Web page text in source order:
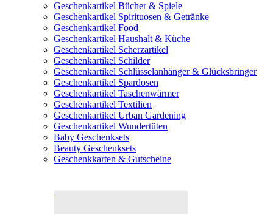
Geschenkartikel Bücher & Spiele
Geschenkartikel Spirituosen & Getränke
Geschenkartikel Food
Geschenkartikel Haushalt & Küche
Geschenkartikel Scherzartikel
Geschenkartikel Schilder
Geschenkartikel Schlüsselanhänger & Glücksbringer
Geschenkartikel Spardosen
Geschenkartikel Taschenwärmer
Geschenkartikel Textilien
Geschenkartikel Urban Gardening
Geschenkartikel Wundertüten
Baby Geschenksets
Beauty Geschenksets
Geschenkkarten & Gutscheine